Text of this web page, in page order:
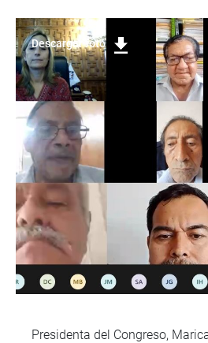
Descargar foto
Presidenta del Congreso,